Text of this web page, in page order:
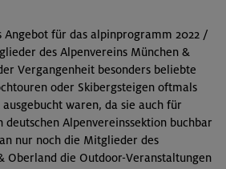
Angebot für das alpinprogramm 2022 /
des Alpenvereins München &
Vergangenheit besonders beliebte
oder Skibergsteigen oftmals
waren, da sie auch für
Alpenvereinssektion buchbar
nur noch die Mitglieder des
Oberland die Outdoor-Veranstaltungen